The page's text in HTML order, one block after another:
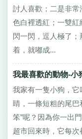
討人喜歡；二是非
色白裡透紅；一雙
閃一閃，逗人極了
着，就嘟成...
我最喜歡的動物-小
我家有一隻小狗，
睛，一條短粗的尾
笨”呢？因為你一出
超市回來時，它每次